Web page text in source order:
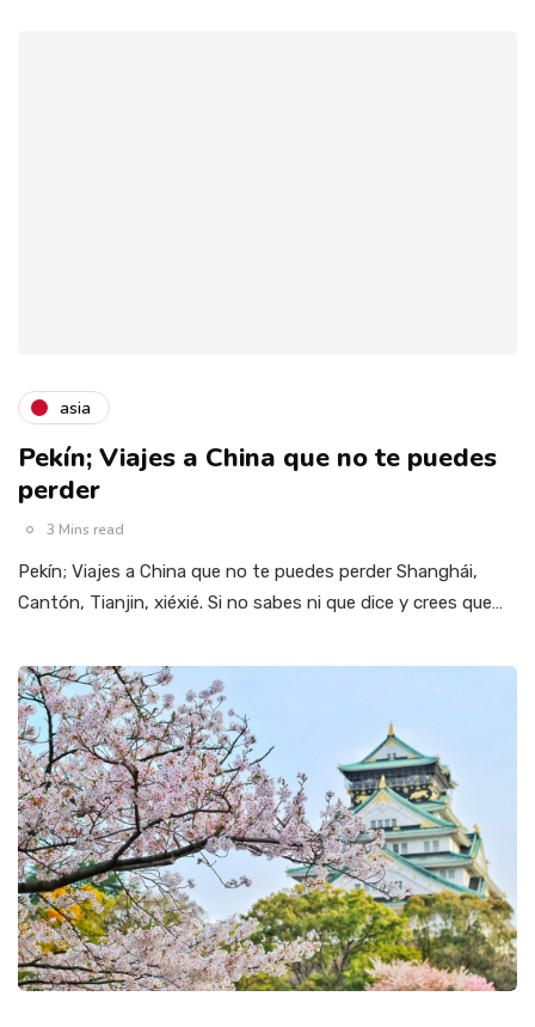
asia
Pekín; Viajes a China que no te puedes
perder
3 Mins read
Pekín; Viajes a China que no te puedes perder Shanghái,
Cantón, Tianjin, xiéxié. Si no sabes ni que dice y crees que…